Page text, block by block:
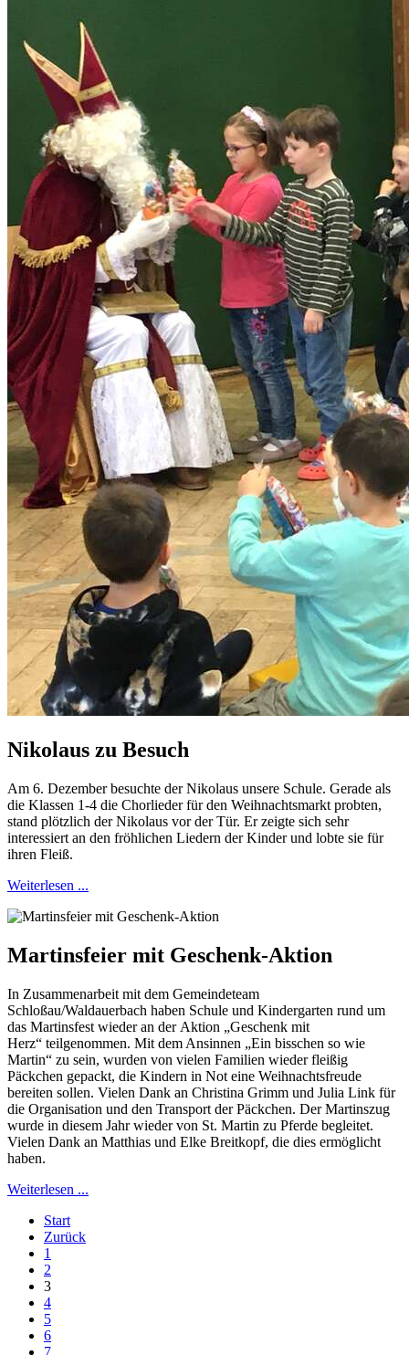
Nikolaus zu Besuch
Am 6. Dezember besuchte der Nikolaus unsere Schule. Gerade als
die Klassen 1-4 die Chorlieder für den Weihnachtsmarkt probten,
stand plötzlich der Nikolaus vor der Tür. Er zeigte sich sehr
interessiert an den fröhlichen Liedern der Kinder und lobte sie für
ihren Fleiß.
Weiterlesen ...
Martinsfeier mit Geschenk-Aktion
In Zusammenarbeit mit dem Gemeindeteam
Schloßau/Waldauerbach haben Schule und Kindergarten rund um
das Martinsfest wieder an der Aktion „Geschenk mit
Herz“ teilgenommen. Mit dem Ansinnen „Ein bisschen so wie
Martin“ zu sein, wurden von vielen Familien wieder fleißig
Päckchen gepackt, die Kindern in Not eine Weihnachtsfreude
bereiten sollen. Vielen Dank an Christina Grimm und Julia Link für
die Organisation und den Transport der Päckchen. Der Martinszug
wurde in diesem Jahr wieder von St. Martin zu Pferde begleitet.
Vielen Dank an Matthias und Elke Breitkopf, die dies ermöglicht
haben.
Weiterlesen ...
Start
Zurück
1
2
3
4
5
6
7